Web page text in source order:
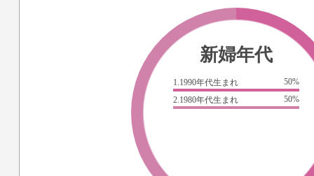
新婦年代
1.1990年代生まれ
50%
2.1980年代生まれ
50%